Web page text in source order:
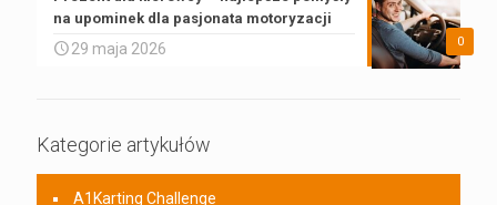
0
na upominek dla pasjonata motoryzacji
29 maja 2026
Kategorie artykułów
A1Karting Challenge